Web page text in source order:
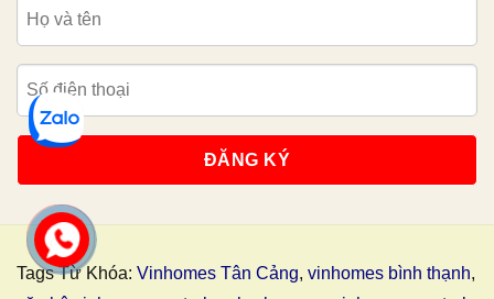
Tags Từ Khóa: Vinhomes Tân Cảng, vinhomes bình thạnh,